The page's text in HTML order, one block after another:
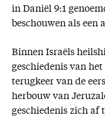
in Daniël 9:1
beschouwen als een
Binnen Israëls
geschiedenis van
terugkeer van de
herbouw van
geschiedenis zich af